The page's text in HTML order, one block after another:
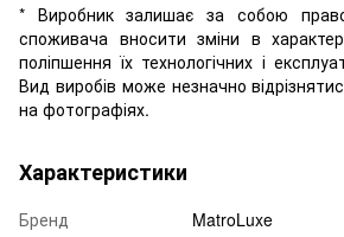
* Виробник залишає за собою
споживача вносити зміни в
поліпшення їх технологічних і
Вид виробів може незначно
на фотографіях.
Характеристики
Бренд
MatroLuxe